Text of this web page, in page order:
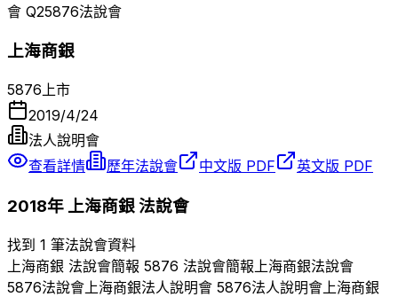
會 Q25876法說會
上海商銀
5876上市
2019/4/24
法人說明會
查看詳情
歷年法說會 中文版 PDF 英文版 PDF
2018年 上海商銀法說會
找到 1 筆法說會資料
上海商銀 法說會簡報 5876 法說會簡報 上海商銀法說會
5876法說會 上海商銀法人說明會 5876法人說明會 上海商銀